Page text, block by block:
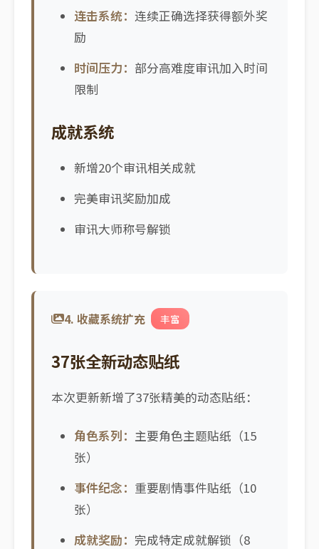
连击系统： 连续正确选择获得额外奖
励
时间压力： 部分高难度审讯加入时间
限制
成就系统
新增20个审讯相关成就
完美审讯奖励加成
审讯大师称号解锁
4. 收藏系统扩充 丰富
37张全新动态贴纸
本次更新新增了37张精美的动态贴纸：
角色系列： 主要角色主题贴纸（15
张）
事件纪念： 重要剧情事件贴纸（10
张）
成就奖励： 完成特定成就解锁（8